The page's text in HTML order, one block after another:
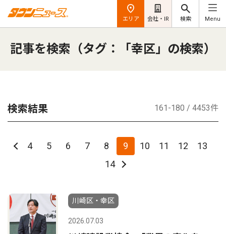
エリア 会社・IR 検索 Menu
記事を検索（タグ：「幸区」の検索）
検索結果 161-180 / 4453件
4 5 6 7 8 9 10 11 12
13
14
川崎区・幸区
2026.07.03